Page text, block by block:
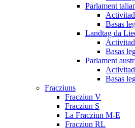
Parlament
Basas
Landtag da
Basas
Parlament
Basas
Fracziuns
Fracziun V
Fracziun S
La Fracziun M-E
Fracziun RL